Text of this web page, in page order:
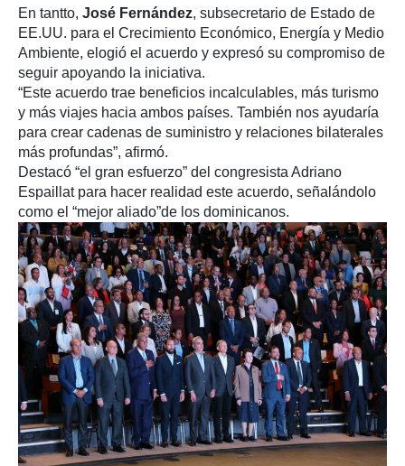
En tantto, José Fernández, subsecretario de Estado de
EE.UU. para el Crecimiento Económico, Energía y Medio
Ambiente, elogió el acuerdo y expresó su compromiso de
seguir apoyando la iniciativa.
“Este acuerdo trae beneficios incalculables, más turismo
y más viajes hacia ambos países. También nos ayudaría
para crear cadenas de suministro y relaciones bilaterales
más profundas”, afirmó.
Destacó “el gran esfuerzo” del congresista Adriano
Espaillat para hacer realidad este acuerdo, señalándolo
como el “mejor aliado”de los dominicanos.